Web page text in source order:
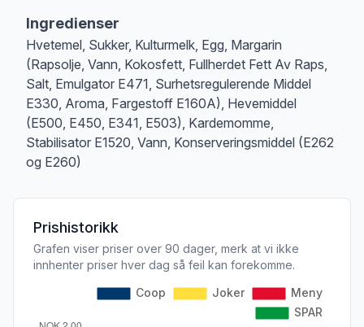
Ingredienser
Hvetemel, Sukker, Kulturmelk, Egg, Margarin
(Rapsolje, Vann, Kokosfett, Fullherdet Fett Av Raps,
Salt, Emulgator E471, Surhetsregulerende Middel
E330, Aroma, Fargestoff E160A), Hevemiddel
(E500, E450, E341, E503), Kardemomme,
Stabilisator E1520, Vann, Konserveringsmiddel (E262
og E260)
Prishistorikk
Grafen viser priser over 90 dager, merk at vi ikke
innhenter priser hver dag så feil kan forekomme.